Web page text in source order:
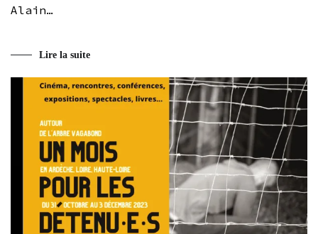
Alain…
Lire la suite